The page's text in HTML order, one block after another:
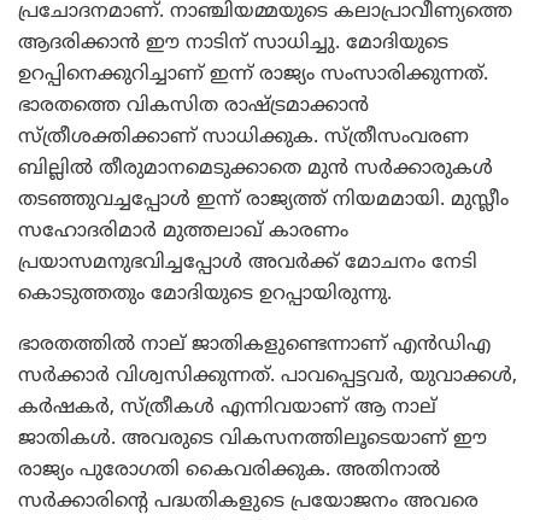
പ്രചോദനമാണ്. നാഞ്ചിയമ്മയുടെ കലാപ്രാവീണ്യത്തെ
ആദരിക്കാന്‍ ഈ നാടിന് സാധിച്ചു. മോദിയുടെ
ഉറപ്പിനെക്കുറിച്ചാണ് ഇന്ന് രാജ്യം സംസാരിക്കുന്നത്.
ഭാരതത്തെ വികസിത രാഷ്ട്രമാക്കാന്‍
സ്ത്രീശക്തിക്കാണ് സാധിക്കുക. സ്ത്രീസംവരണ
ബില്ലില്‍ തീരുമാനമെടുക്കാതെ മുന്‍ സര്‍ക്കാരുകള്‍
തടഞ്ഞുവച്ചപ്പോള്‍ ഇന്ന് രാജ്യത്ത് നിയമമായി. മുസ്ലീം
സഹോദരിമാര്‍ മുത്തലാഖ് കാരണം
പ്രയാസമനുഭവിച്ചപ്പോള്‍ അവര്‍ക്ക് മോചനം നേടി
കൊടുത്തതും മോദിയുടെ ഉറപ്പായിരുന്നു.
ഭാരതത്തില്‍ നാല് ജാതികളുണ്ടെന്നാണ് എന്‍ഡിഎ
സര്‍ക്കാര്‍ വിശ്വസിക്കുന്നത്. പാവപ്പെട്ടവര്‍, യുവാക്കള്‍,
കര്‍ഷകര്‍, സ്ത്രീകള്‍ എന്നിവയാണ് ആ നാല്
ജാതികള്‍. അവരുടെ വികസനത്തിലൂടെയാണ് ഈ
രാജ്യം പുരോഗതി കൈവരിക്കുക. അതിനാല്‍
സര്‍ക്കാരിന്റെ പദ്ധതികളുടെ പ്രയോജനം അവരെ